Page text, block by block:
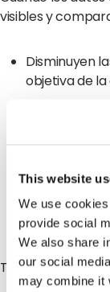
This website
We use
provide social
We also share
our social
may combine it
visibles y
Disminuyen
objetiva de
Los envíos
cambios de
proveedores,
producto no
cancelarse
Tres cambios